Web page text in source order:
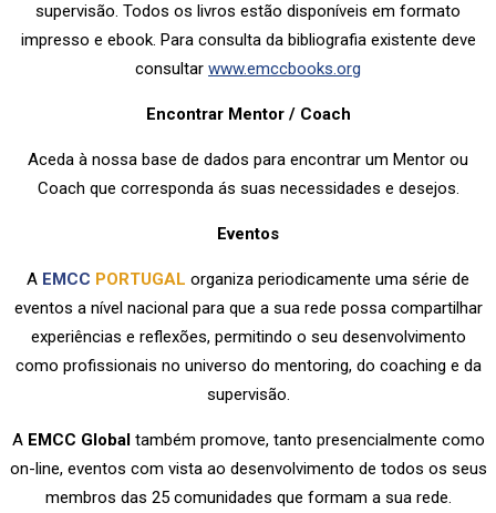
supervisão. Todos os livros estão disponíveis em formato
impresso e ebook. Para consulta da bibliografia existente deve
consultar www.emccbooks.org
Encontrar Mentor / Coach
Aceda à nossa base de dados para encontrar um Mentor ou
Coach que corresponda ás suas necessidades e desejos.
Eventos
A EMCC PORTUGAL organiza periodicamente uma série de
eventos a nível nacional para que a sua rede possa compartilhar
experiências e reflexões, permitindo o seu desenvolvimento
como profissionais no universo do mentoring, do coaching e da
supervisão.
A EMCC Global também promove, tanto presencialmente como
on-line, eventos com vista ao desenvolvimento de todos os seus
membros das 25 comunidades que formam a sua rede.